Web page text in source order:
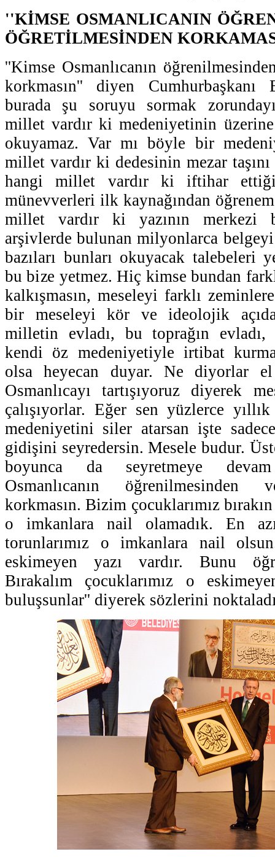
''KİMSE OSMANLICANIN
ÖĞRETİLMESİNDEN
''Kimse Osmanlıcanın
korkmasın'' diyen
burada şu soruyu sormak
millet vardır ki medeniyetinin
okuyamaz. Var mı böyle bir
millet vardır ki dedesinin mezar
hangi millet vardır ki iftihar ettiği
münevverleri ilk kaynağından
millet vardır ki yazının merkezi
arşivlerde bulunan milyonlarca
bazıları bunları okuyacak talebeleri
bu bize yetmez. Hiç kimse bundan
kalkışmasın, meseleyi farklı
bir meseleyi kör ve ideolojik
milletin evladı, bu toprağın evladı,
kendi öz medeniyetiyle irtibat
olsa heyecan duyar. Ne diyorlar
Osmanlıcayı tartışıyoruz diyerek
çalışıyorlar. Eğer sen yüzlerce
medeniyetini siler atarsan işte
gidişini seyredersin. Mesele budur.
boyunca da seyretmeye
Osmanlıcanın öğrenilmesinden
korkmasın. Bizim çocuklarımız
o imkanlara nail olamadık. En
torunlarımız o imkanlara nail
eskimeyen yazı vardır. Bunu
Bırakalım çocuklarımız o
buluşsunlar'' diyerek sözlerini